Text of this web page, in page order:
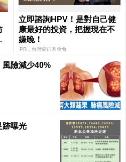
立即諮詢HPV！是對自己健
康最好的投資，把握現在不
嫌晚！
PR．台灣癌症基金會
風險減少40%
跡曝光